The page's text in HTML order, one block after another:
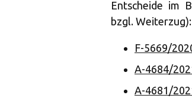
Entscheide im
bzgl. Weiterzug):
F-5669/
A-4684/
A-4681/